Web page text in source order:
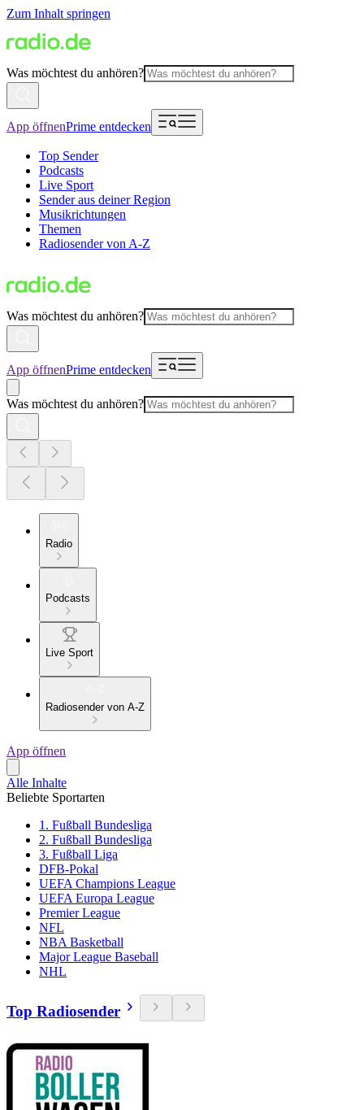
Zum Inhalt springen
Was möchtest du anhören?
App öffnenPrime entdecken
Top Sender
Podcasts
Live Sport
Sender aus deiner Region
Musikrichtungen
Themen
Radiosender von A-Z
Was möchtest du anhören?
App öffnenPrime entdecken
Was möchtest du anhören?
Radio
Podcasts
Live Sport
Radiosender von A-Z
App öffnen
Alle Inhalte
Beliebte Sportarten
1. Fußball Bundesliga
2. Fußball Bundesliga
3. Fußball Liga
DFB-Pokal
UEFA Champions League
UEFA Europa League
Premier League
NFL
NBA Basketball
Major League Baseball
NHL
Top Radiosender